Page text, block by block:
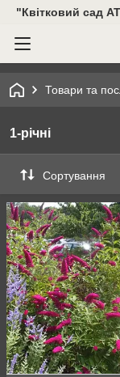
"Квітковий сад
Товари та
1-річні
Сортування